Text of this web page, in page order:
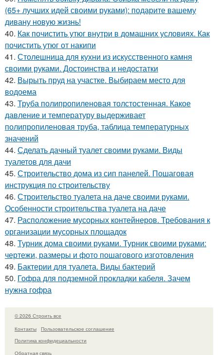
(65+ лучших идей своими руками): подарите вашему
дивану новую жизнь!
40. Как почистить утюг внутри в домашних условиях. Как
почистить утюг от накипи
41. Столешница для кухни из искусственного камня
своими руками. Достоинства и недостатки
42. Вырыть пруд на участке. Выбираем место для
водоема
43. Труба полипропиленовая толстостенная. Какое
давление и температуру выдерживает
полипропиленовая труба, таблица температурных
значений
44. Сделать дачный туалет своими руками. Виды
туалетов для дачи
45. Строительство дома из сип панелей. Пошаговая
инструкция по строительству
46. Строительство туалета на даче своими руками.
Особенности строительства туалета на даче
47. Расположение мусорных контейнеров. Требования к
организации мусорных площадок
48. Турник дома своими руками. Турник своими руками:
чертежи, размеры и фото пошагового изготовления
49. Бактерии для туалета. Виды бактерий
50. Гофра для подземной прокладки кабеля. Зачем
нужна гофра
© 2026 Строить все
Контакты
Пользовательское соглашение
Политика конфидециальности
Обратная связь